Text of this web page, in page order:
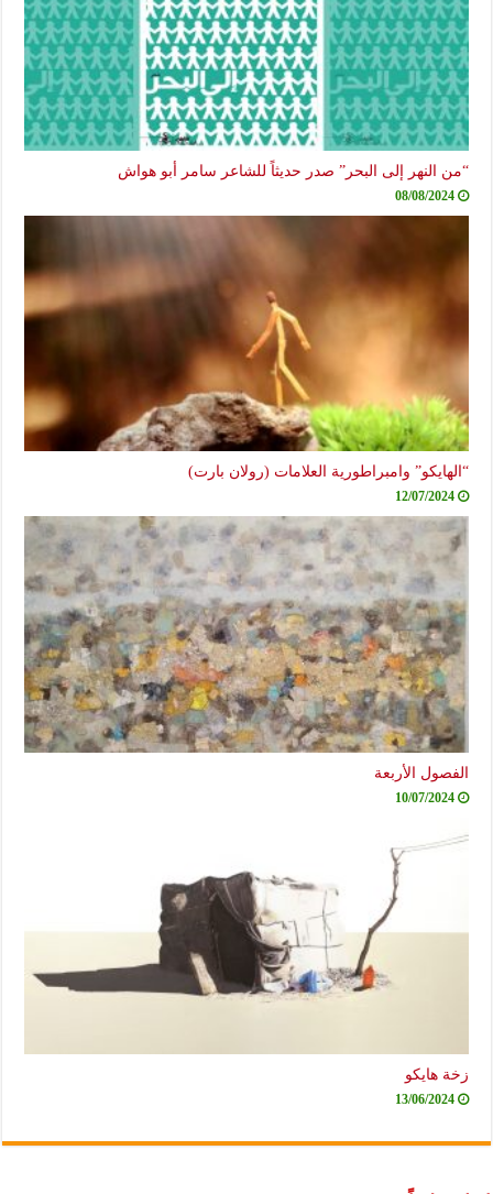
“من النهر إلى البحر” صدر حديثاً للشاعر سامر أبو هواش
08/08/2024
“الهايكو” وامبراطورية العلامات (رولان بارت)
12/07/2024
الفصول الأربعة
10/07/2024
زخة هايكو
13/06/2024